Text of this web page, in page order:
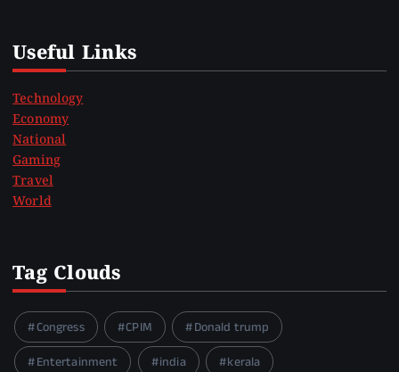
Useful Links
Technology
Economy
National
Gaming
Travel
World
Tag Clouds
Congress CPIM
Donald trump
Entertainment
india
kerala